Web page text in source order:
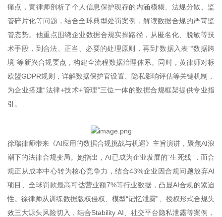
痛点，黄律师剖析了个人信息保护现存的内涵模糊、法规分散、监
管碎片化等问题，结合全球典型处罚案例，解读数据合规的严苛监
管态势。他重点围绕企业数据合规实操路径，从匿名化、脱敏等技
术手段，到合法、正当、必要的处理原则，再到“数据入表”“数据跨
境”等新兴合规要点，构建全流程数据治理体系。同时，黄律师对标
欧盟GDPR规则，详解数据保护官设置、隐私影响评估等关键机制，
为企业搭建“法律+技术+管理”三位一体的数据合规框架提供专业指
引。
徐瑞律师带来《AI应用的数据合规挑战与机遇》主旨演讲，聚焦AI浪
潮下的法律合规变局。她指出，AI已成为企业发展的“生死线”，而合
规正从成本中心转为核心竞争力，结合43%企业因合规问题放弃AI
项目、全球罚款最高可达营业额7%等行业数据，凸显AI合规的紧迫
性。徐律师从训练数据版权侵权、模型“记忆泄露”、授权形式合规失
效三大源头风险切入，结合Stability AI、社交平台隐私泄露等案例，